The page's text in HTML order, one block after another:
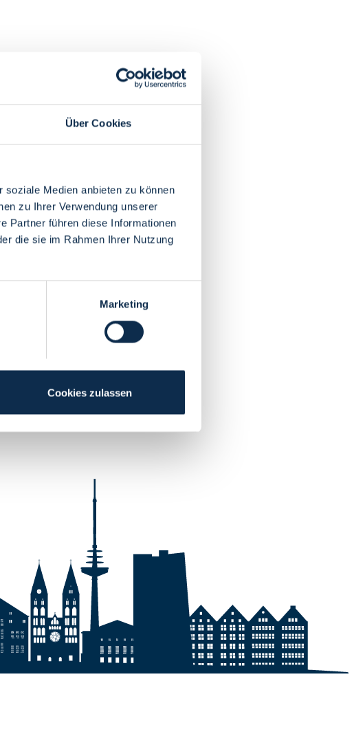
Über Cookies
Medien anbieten zu können
zu Ihrer Verwendung unserer
Partner führen diese Informationen
die sie im Rahmen Ihrer Nutzung
Marketing
Cookies zulassen